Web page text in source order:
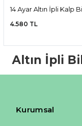
14 Ayar Altın İpli Kalp
4.580 TL
Altın İpli
Kurumsal